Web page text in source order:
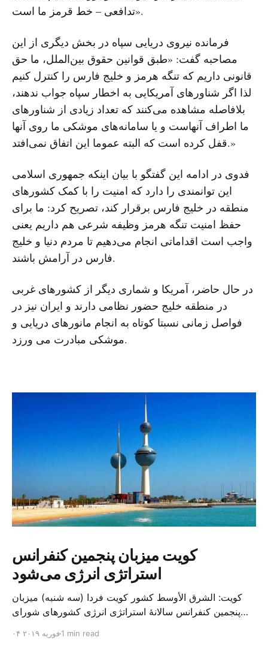
تدافعی – خط قرمز ما است».
فرمانده نیروی دریایی سپاه در بخش دیگری از این
مصاحبه گفت: «طبق قوانین حقوق بین‌الملل، ما حق
قانونی داریم که تنگه هرمز و خلیج فارس را کنترل کنیم
لذا اگر شناورهای آمریکایی به اخطار سپاه جواب ندهند،
بلافاصله مشاهده می‌کنند که تعداد زیادی از شناورهای
ما اطراف آنهاست و یا سامانه‌های موشکی ما روی آنها
قفل کرده است که البته عموما این اتفاق نمی‌‌افتد.»
فدوی در ادامه این گفتگو با بیان اینکه جمهوری اسلامی
این توانمندی را دارد که امنیت را با کمک کشورهای
منطقه در خلیج فارس برقرار کند، تصریح کرد: ما برای
حفظ امنیت تنگه هرمز وظیفه شرعی هم داریم یعنی
واجب است اقداماتی انجام می‌دهیم تا مردم دنیا و خلیج
فارس در آرامش باشند.
در حال حاضر، آمریکا و شماری دیگر از کشورهای غربی
در منطقه خلیج حضور نظامی دارند و ایران نیز در
فواصل زمانی نسبتا کوتاه به انجام مانورهای دریایی و
موشکی مبادرت می ورزد.
کویت میزبان پنجمین کنفرانس
استراتژی انرژی می‌شود
کویت: الشرق الأوسط کشور کویت فردا (سه شنبه) میزبان
پنجمین کنفرانس سالانهٔ استراتژی انرژی کشورهای شورای
متخصص از شرکت‌های جهانی نفت و گاز در این کنفرانس
۰۴ فوریه ۲۰۱۹1 min read